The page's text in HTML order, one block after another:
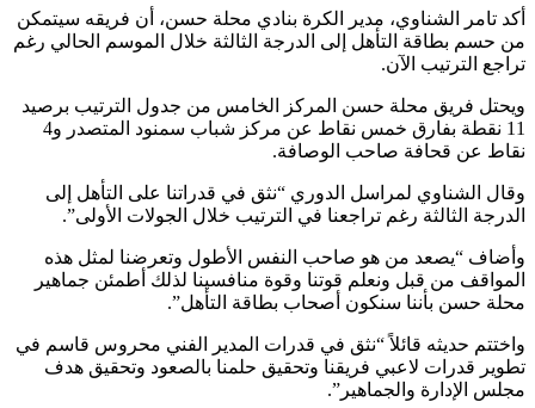
أكد تامر الشناوي، مدير الكرة بنادي محلة حسن، أن فريقه سيتمكن
من حسم بطاقة التأهل إلى الدرجة الثالثة خلال الموسم الحالي رغم
تراجع الترتيب الآن.
ويحتل فريق محلة حسن المركز الخامس من جدول الترتيب برصيد
11 نقطة بفارق خمس نقاط عن مركز شباب سمنود المتصدر و4
نقاط عن قحافة صاحب الوصافة.
وقال الشناوي لمراسل الدوري “نثق في قدراتنا على التأهل إلى
الدرجة الثالثة رغم تراجعنا في الترتيب خلال الجولات الأولى”.
وأضاف “يصعد من هو صاحب النفس الأطول وتعرضنا لمثل هذه
المواقف من قبل ونعلم قوتنا وقوة منافسينا لذلك أطمئن جماهير
محلة حسن بأننا سنكون أصحاب بطاقة التأهل”.
واختتم حديثه قائلاً “نثق في قدرات المدير الفني محروس قاسم في
تطوير قدرات لاعبي فريقنا وتحقيق حلمنا بالصعود وتحقيق هدف
مجلس الإدارة والجماهير”.